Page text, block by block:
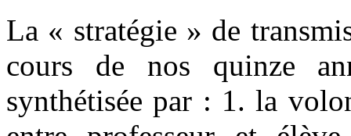
La « stratégie » de
cours de nos quinze
synthétisée par : 1. la